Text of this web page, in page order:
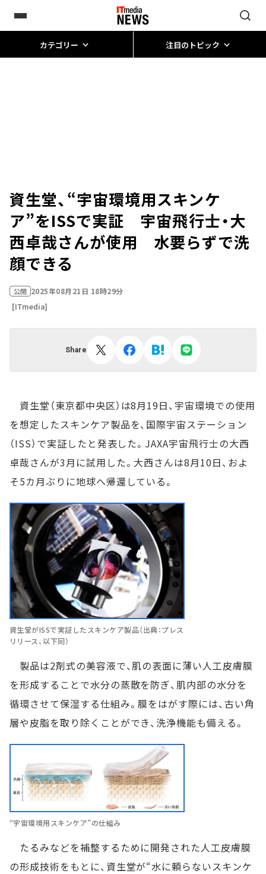
カテゴリー 注目のトピック
資生堂、“宇宙環境用スキンケ
ア”をISSで実証 宇宙飛行士・大
西卓哉さんが使用 水要らずで洗
顔できる
公開 2025年08月21日 18時29分
[ITmedia]
Share
資生堂（東京都中央区）は8月19日、宇宙環境での使用
を想定したスキンケア製品を、国際宇宙ステーション
（ISS）で実証したと発表した。JAXA宇宙飛行士の大西
卓哉さんが3月に試用した。大西さんは8月10日、およ
そ5カ月ぶりに地球へ帰還している。
資生堂がISSで実証したスキンケア製品（出典：プレス
リリース、以下同）
製品は2剤式の美容液で、肌の表面に薄い人工皮膚膜
を形成することで水分の蒸散を防ぎ、肌内部の水分を
循環させて保湿する仕組み。膜をはがす際には、古い角
層や皮脂を取り除くことができ、洗浄機能も備える。
“宇宙環境用スキンケア”の仕組み
たるみなどを補整するために開発された人工皮膚膜
の形成技術をもとに、資生堂が“水に頼らないスキンケ